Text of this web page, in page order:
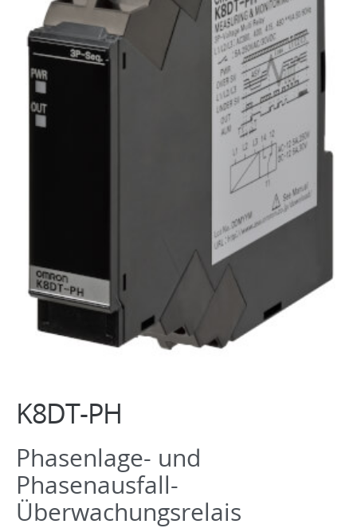
Software
K8DT-PH
Phasenlage- und
Phasenausfall-
Überwachungsrelais